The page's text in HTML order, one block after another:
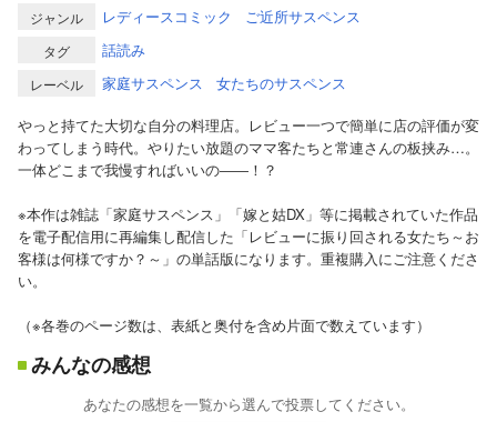
ジャンル レディースコミック ご近所サスペンス
タグ 話読み
レーベル 家庭サスペンス
女たちのサスペンス
やっと持てた大切な自分の料理店。レビュー一つで簡単に店の評価が変
わってしまう時代。やりたい放題のママ客たちと常連さんの板挟み…。
一体どこまで我慢すればいいの――！？
※本作は雑誌「家庭サスペンス」「嫁と姑DX」等に掲載されていた作品
を電子配信用に再編集し配信した「レビューに振り回される女たち～お
客様は何様ですか？～」の単話版になります。重複購入にご注意くださ
い。
（※各巻のページ数は、表紙と奥付を含め片面で数えています）
みんなの感想
あなたの感想を一覧から選んで投票してください。